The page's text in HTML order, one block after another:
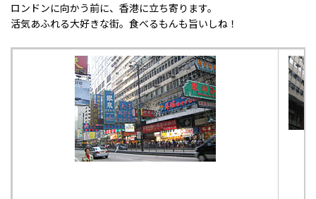
ロンドンに向かう前に、香港に立ち寄ります。
活気あふれる大好きな街。食べるもんも旨いしね！